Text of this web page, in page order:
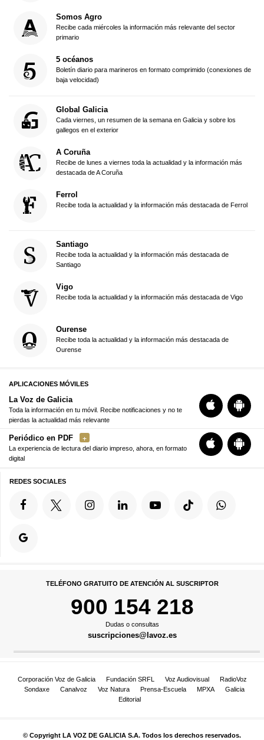
Somos Agro
Recibe cada miércoles la información más relevante del sector
primario
5 océanos
Boletín diario para marineros en formato comprimido (conexiones de
baja velocidad)
Global Galicia
Cada viernes, un resumen de la semana en Galicia y sobre los
gallegos en el exterior
A Coruña
Recibe de lunes a viernes toda la actualidad y la información más
destacada de A Coruña
Ferrol
Recibe toda la actualidad y la información más destacada de Ferrol
Santiago
Recibe toda la actualidad y la información más destacada de
Santiago
Vigo
Recibe toda la actualidad y la información más destacada de Vigo
Ourense
Recibe toda la actualidad y la información más destacada de
Ourense
APLICACIONES MÓVILES
La Voz de Galicia
Toda la información en tu móvil. Recibe notificaciones y no te
pierdas la actualidad más relevante
Periódico en PDF
La experiencia de lectura del diario impreso, ahora, en formato
digital
REDES SOCIALES
TELÉFONO GRATUITO DE ATENCIÓN AL SUSCRIPTOR
900 154 218
Dudas o consultas
suscripciones@lavoz.es
Corporación Voz de Galicia Fundación SRFL Voz Audiovisual
RadioVoz
Sondaxe
Canalvoz Voz Natura Prensa-Escuela MPXA
Galicia
Editorial
© Copyright LA VOZ DE GALICIA S.A. Todos los derechos reservados.